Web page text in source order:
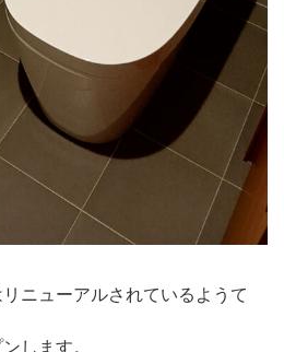
ニューアルされているようて
します。